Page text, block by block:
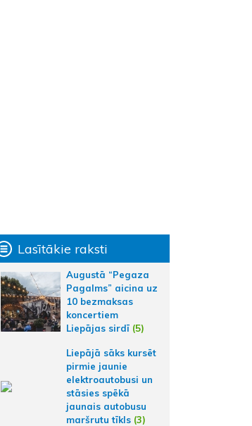
Lasītākie raksti
Augustā “Pegaza
Pagalms” aicina uz
10 bezmaksas
koncertiem
Liepājas sirdī (5)
Liepājā sāks kursēt
pirmie jaunie
elektroautobusi un
stāsies spēkā
jaunais autobusu
maršrutu tīkls (3)